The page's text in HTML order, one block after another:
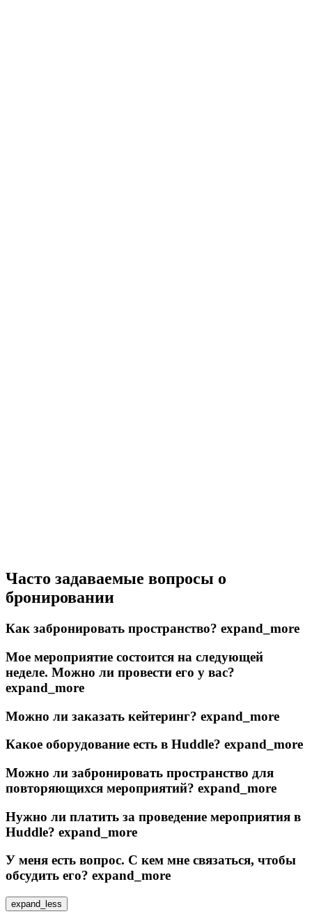
Часто задаваемые вопросы о
бронировании
Как забронировать пространство? expand_more
Мое мероприятие состоится на следующей
неделе. Можно ли провести его у вас?
expand_more
Можно ли заказать кейтеринг? expand_more
Какое оборудование есть в Huddle? expand_more
Можно ли забронировать пространство для
повторяющихся мероприятий? expand_more
Нужно ли платить за проведение мероприятия в
Huddle? expand_more
У меня есть вопрос. С кем мне связаться, чтобы
обсудить его? expand_more
expand_less